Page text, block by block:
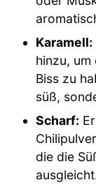
Karamell:
hinzu, um
Biss zu
süß,
Scharf:
die die